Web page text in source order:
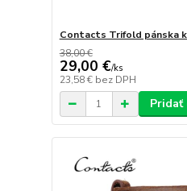
Contacts Trifold pánska
38,00 €
29,00 €/ks
23,58 € bez DPH
Pridať